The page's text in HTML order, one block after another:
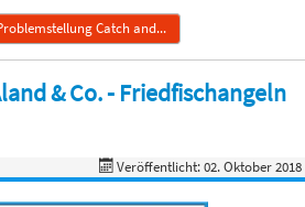
Catch and...
& Co. - Friedfischangeln
Veröffentlicht: 02. Oktober 2018